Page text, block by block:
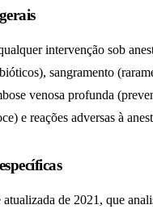
intervenção sob
sangramento
venosa profunda
e reações adversas à
de 2021, que